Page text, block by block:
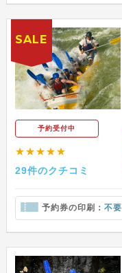
予約受付中
★★★★★
29件のクチコミ
予約券の印刷： 不要
SALE